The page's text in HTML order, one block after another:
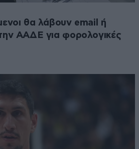
θα λάβουν email ή
ΑΑΔΕ για φορολογικές